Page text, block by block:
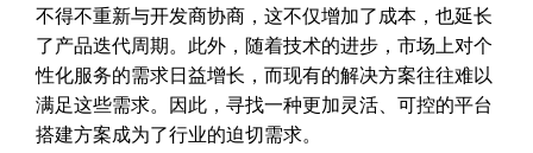
不得不重新与开发商协商，这不仅增加了成本，也延长
了产品迭代周期。此外，随着技术的进步，市场上对个
性化服务的需求日益增长，而现有的解决方案往往难以
满足这些需求。因此，寻找一种更加灵活、可控的平台
搭建方案成为了行业的迫切需求。